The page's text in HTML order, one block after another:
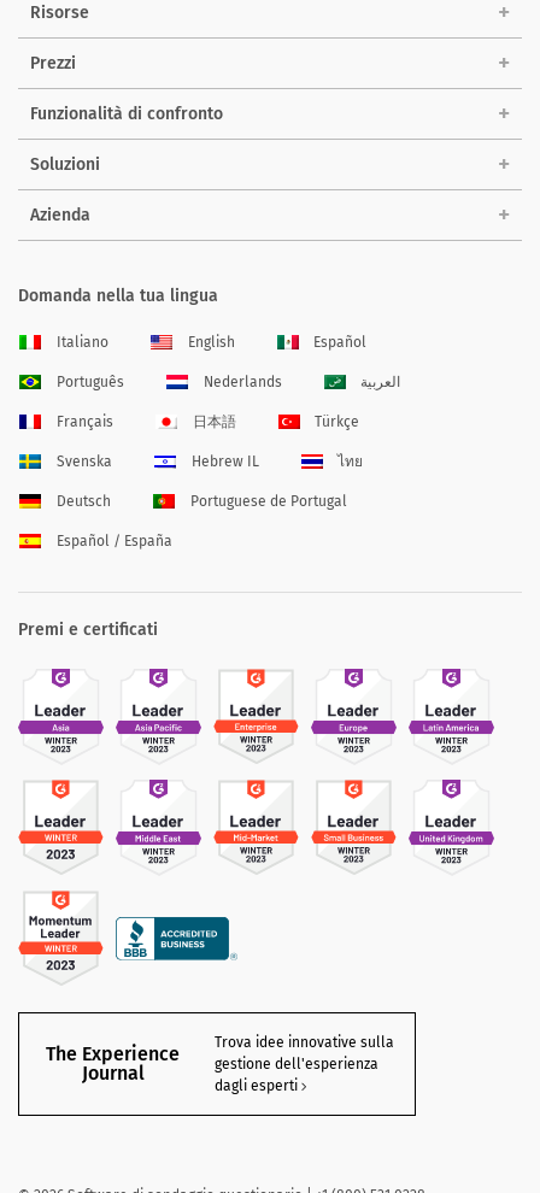
Risorse
Prezzi
Funzionalità di confronto
Soluzioni
Azienda
Domanda nella tua lingua
Italiano English Español
Português Nederlands العربية
Français 日本語 Türkçe
Svenska Hebrew IL ไทย
Deutsch Portuguese de Portugal
Español / España
Premi e certificati
The Experience
Journal
Trova idee innovative sulla
gestione dell'esperienza
dagli esperti